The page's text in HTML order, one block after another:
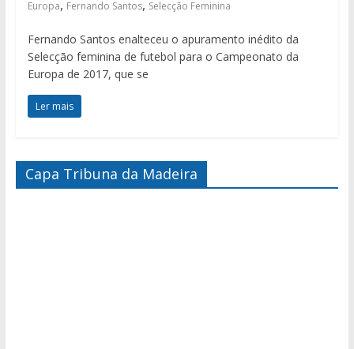
Europa, Fernando Santos, Selecção Feminina
Fernando Santos enalteceu o apuramento inédito da
Selecção feminina de futebol para o Campeonato da
Europa de 2017, que se
Ler mais
Capa Tribuna da Madeira